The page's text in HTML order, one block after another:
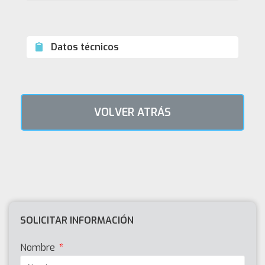
Datos técnicos
VOLVER ATRÁS
SOLICITAR INFORMACIÓN
Nombre